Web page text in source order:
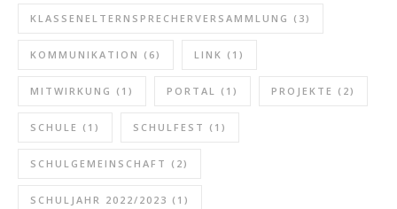
KLASSENELTERNSPRECHERVERSAMMLUNG (3)
KOMMUNIKATION (6) LINK (1)
MITWIRKUNG (1) PORTAL (1) PROJEKTE (2)
SCHULE (1) SCHULFEST (1)
SCHULGEMEINSCHAFT (2)
SCHULJAHR 2022/2023 (1)